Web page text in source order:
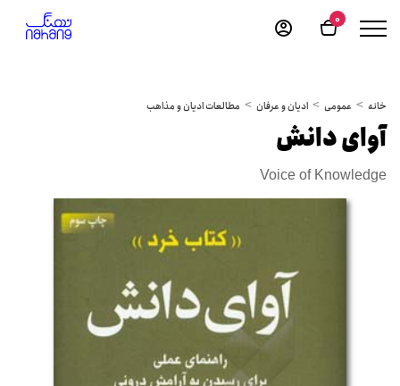
0
خانه عمومی ادیان و عرفان مطالعات ادیان و مذاهب
آوای دانش
Voice of Knowledge